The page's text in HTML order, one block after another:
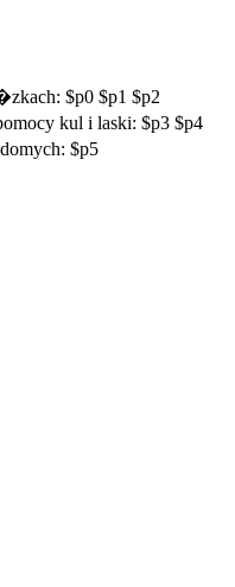
$p0 $p1 $p2
kul i laski: $p3 $p4
$p5